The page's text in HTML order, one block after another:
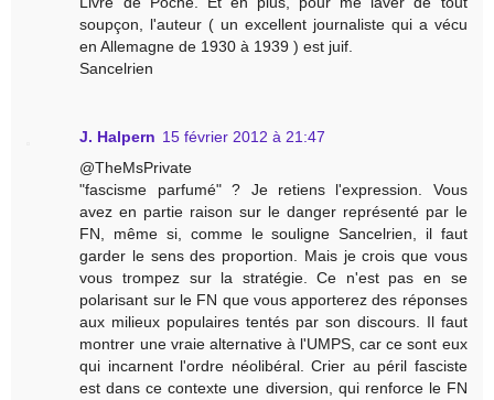
soupçon, l'auteur ( un excellent journaliste qui a vécu
en Allemagne de 1930 à 1939 ) est juif.
Sancelrien
J. Halpern 15 février 2012 à 21:47
@TheMsPrivate
"fascisme parfumé" ? Je retiens l'expression. Vous
avez en partie raison sur le danger représenté par le
FN, même si, comme le souligne Sancelrien, il faut
garder le sens des proportion. Mais je crois que vous
vous trompez sur la stratégie. Ce n'est pas en se
polarisant sur le FN que vous apporterez des réponses
aux milieux populaires tentés par son discours. Il faut
montrer une vraie alternative à l'UMPS, car ce sont eux
qui incarnent l'ordre néolibéral. Crier au péril fasciste
est dans ce contexte une diversion, qui renforce le FN